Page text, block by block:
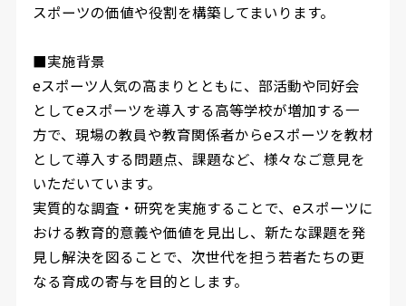
スポーツの価値や役割を構築してまいります。
■実施背景
eスポーツ人気の高まりとともに、部活動や同好会
としてeスポーツを導入する高等学校が増加する一
方で、現場の教員や教育関係者からeスポーツを教材
として導入する問題点、課題など、様々なご意見を
いただいています。
実質的な調査・研究を実施することで、eスポーツに
おける教育的意義や価値を見出し、新たな課題を発
見し解決を図ることで、次世代を担う若者たちの更
なる育成の寄与を目的とします。